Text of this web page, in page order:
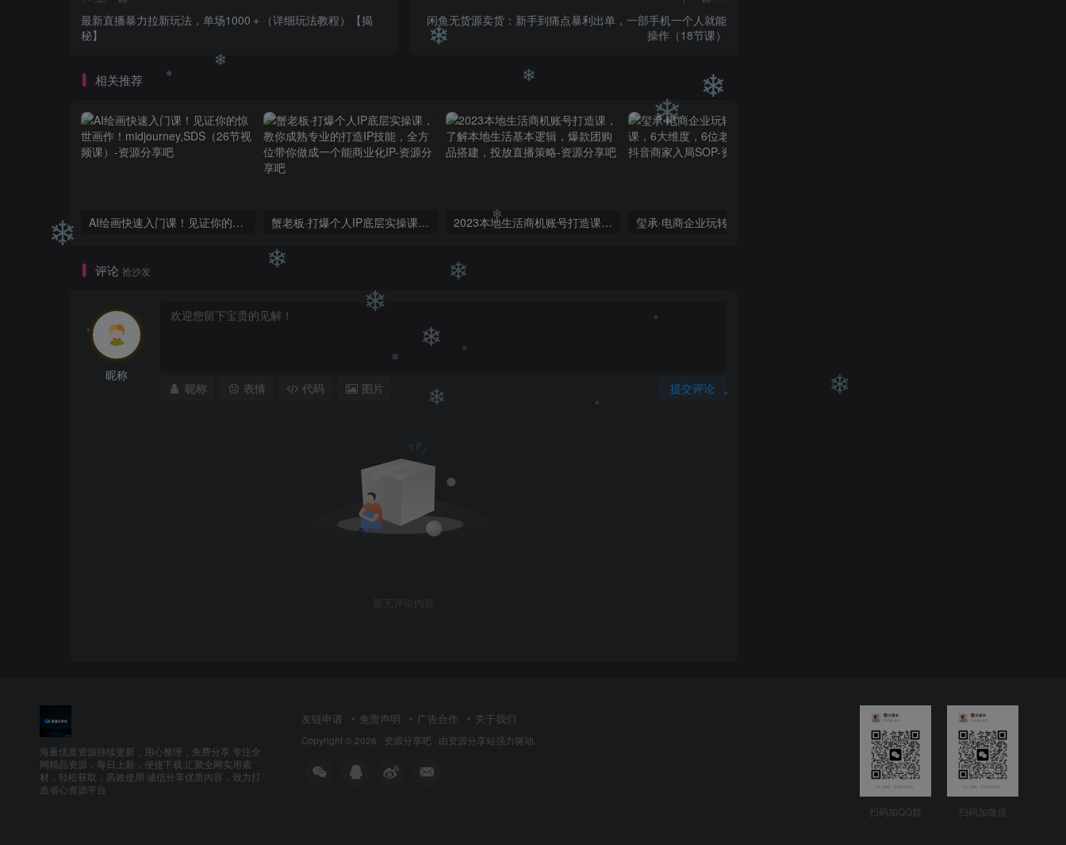
最新直播暴力拉新玩法，单场1000＋（详细玩法教程）【揭
秘】
闲鱼无货源卖货：新手到痛点暴利出单，一部手机一个人就能
操作（18节课）
相关推荐
AI绘画快速入门课！见证你的惊世画作！midjourney,SDS（26节视频课） 蟹老板·打爆个人IP底层实操课，教你成熟专业的打造IP技能，全方位带你做成一个能商业化IP 2023本地生活商机账号打造课，​了解本地生活基本逻辑，爆款团购品搭建，投放直播策略
评论 抢沙发
昵称
提交评论
昵称 表情 代码 图片
暂无评论内容
海量优质资源持续更新，用心整理，免费分享 专注全
网精品资源，每日上新，便捷下载 汇聚全网实用素
材，轻松获取，高效使用 诚信分享优质内容，致力打
造省心资源平台
友链申请 免责声明 广告合作 关于我们
Copyright © 2026 · 资源分享吧 · 由资源分享站强力驱动.
扫码加QQ群 扫码加微信
❄
❄
❄
❄
❄
❄